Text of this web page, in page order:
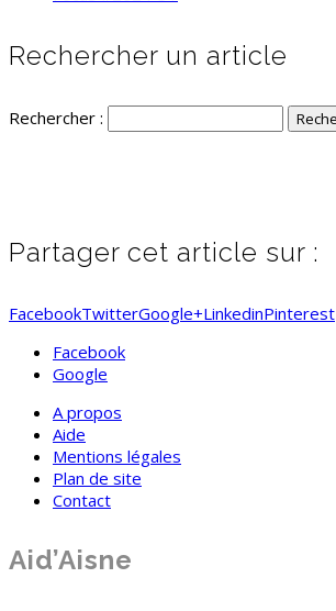
Rechercher un article
Rechercher :
Partager cet article sur :
FacebookTwitterGoogle+LinkedinPinterest
Facebook
Google
A propos
Aide
Mentions légales
Plan de site
Contact
Aid’Aisne